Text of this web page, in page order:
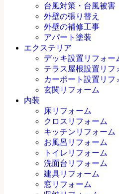
台風対策・台風被害
外壁の張り替え
外壁の補修工事
アパート塗装
エクステリア
デッキ設置リフォー
テラス屋根設置リフ
カーポート設置リフ
玄関リフォーム
内装
床リフォーム
クロスリフォーム
キッチンリフォーム
お風呂リフォーム
トイレリフォーム
洗面台リフォーム
建具リフォーム
窓リフォーム